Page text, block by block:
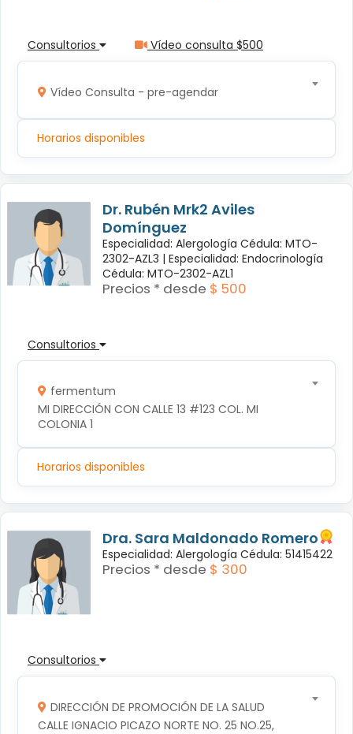
Consultorios Vídeo consulta $500
Vídeo Consulta - pre-agendar
Horarios disponibles
Dr. Rubén Mrk2 Aviles
Domínguez
Especialidad: Alergología Cédula: MTO-
2302-AZL3 | Especialidad: Endocrinología
Cédula: MTO-2302-AZL1
Precios * desde $ 500
Consultorios
fermentum
MI DIRECCIÓN CON CALLE 13 #123 COL. MI
COLONIA 1
Horarios disponibles
Dra. Sara Maldonado Romero
Especialidad: Alergología Cédula: 51415422
Precios * desde $ 300
Consultorios
DIRECCIÓN DE PROMOCIÓN DE LA SALUD
CALLE IGNACIO PICAZO NORTE NO. 25 NO.25,